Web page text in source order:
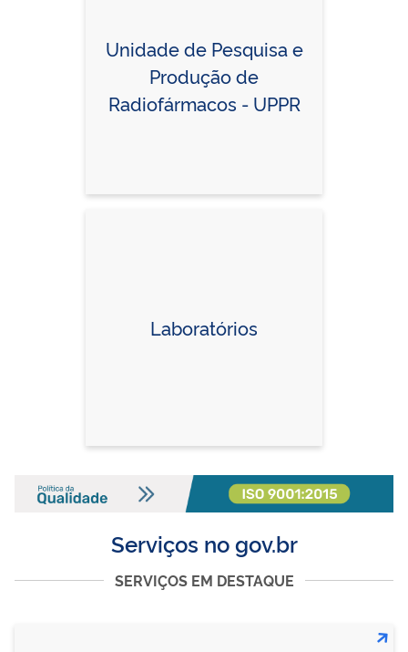
Unidade de Pesquisa e
Produção de
Radiofármacos - UPPR
Laboratórios
Serviços no gov.br
SERVIÇOS EM DESTAQUE